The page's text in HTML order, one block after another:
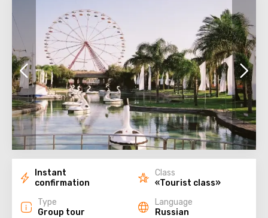
Instant
confirmation
Class
«Tourist class»
Type
Group tour
Language
Russian